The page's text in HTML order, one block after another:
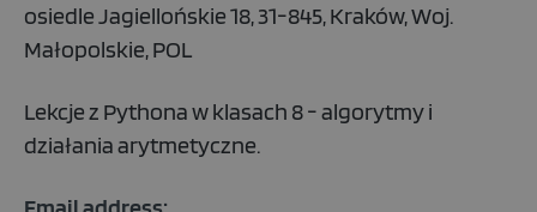
osiedle Jagiellońskie 18, 31-845, Kraków, Woj.
Małopolskie, POL
Lekcje z Pythona w klasach 8 - algorytmy i
działania arytmetyczne.